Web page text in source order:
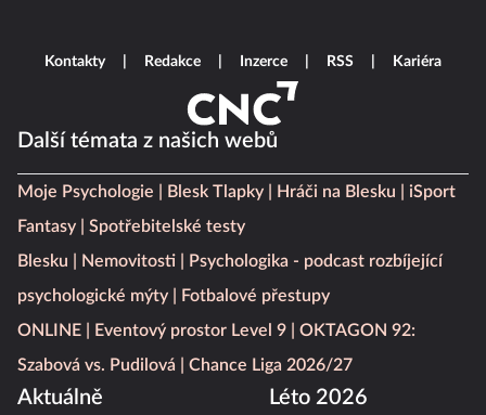
Další témata z našich webů
Moje Psychologie Blesk Tlapky Hráči na Blesku
iSport
Fantasy
Spotřebitelské testy
Blesku
Nemovitosti
Psychologika - podcast rozbíjející
psychologické mýty
Fotbalové přestupy
ONLINE
Eventový prostor Level 9
OKTAGON 92:
Szabová vs. Pudilová
Chance Liga 2026/27
Aktuálně Léto 2026
Kontakty Redakce Inzerce RSS Kariéra